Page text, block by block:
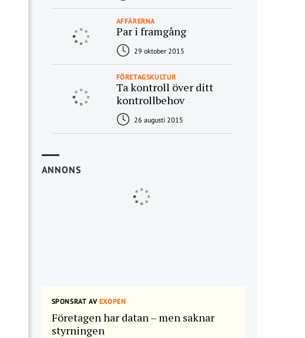
AFFÄRERNA
Par i framgång
29 oktober 2015
FÖRETAGSKULTUR
Ta kontroll över ditt
kontrollbehov
26 augusti 2015
ANNONS
SPONSRAT AVEXOPEN
Företagen har datan – men saknar
styrningen